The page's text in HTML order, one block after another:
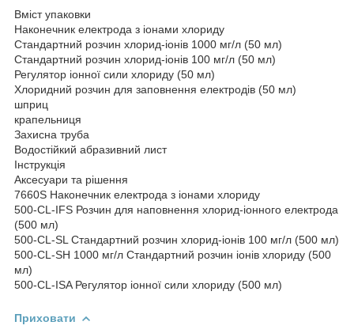
Вміст упаковки
Наконечник електрода з іонами хлориду
Стандартний розчин хлорид-іонів 1000 мг/л (50 мл)
Стандартний розчин хлорид-іонів 100 мг/л (50 мл)
Регулятор іонної сили хлориду (50 мл)
Хлоридний розчин для заповнення електродів (50 мл)
шприц
крапельниця
Захисна труба
Водостійкий абразивний лист
Інструкція
Аксесуари та рішення
7660S Наконечник електрода з іонами хлориду
500-CL-IFS Розчин для наповнення хлорид-іонного електрода
(500 мл)
500-CL-SL Стандартний розчин хлорид-іонів 100 мг/л (500 мл)
500-CL-SH 1000 мг/л Стандартний розчин іонів хлориду (500
мл)
500-CL-ISA Регулятор іонної сили хлориду (500 мл)
Приховати